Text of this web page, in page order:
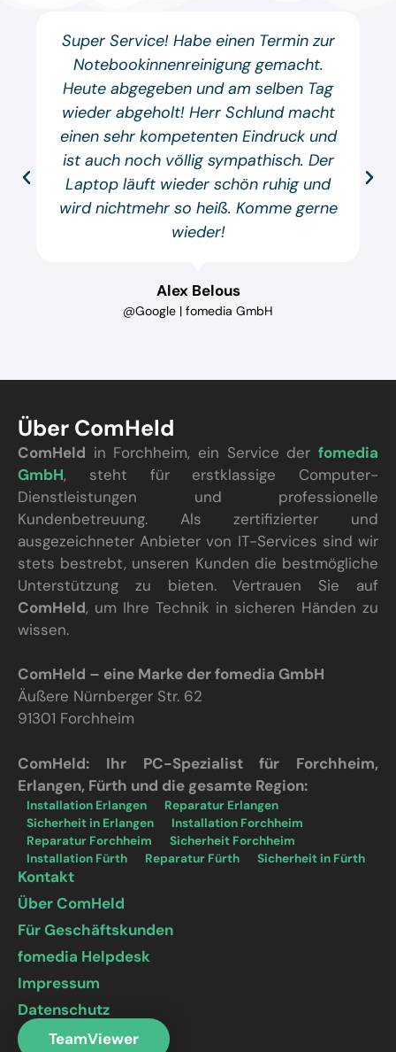
Super Service! Habe einen Termin zur
Notebookinnenreinigung gemacht.
Heute abgegeben und am selben Tag
wieder abgeholt! Herr Schlund macht
einen sehr kompetenten Eindruck und
ist auch noch völlig sympathisch. Der
Laptop läuft wieder schön ruhig und
wird nichtmehr so heiß. Komme gerne
wieder!
Alex Belous
@Google | fomedia GmbH
Über ComHeld
ComHeld in Forchheim, ein Service der fomedia
GmbH, steht für erstklassige Computer-
Dienstleistungen und professionelle
Kundenbetreuung. Als zertifizierter und
ausgezeichneter Anbieter von IT-Services sind wir
stets bestrebt, unseren Kunden die bestmögliche
Unterstützung zu bieten. Vertrauen Sie auf
ComHeld, um Ihre Technik in sicheren Händen zu
wissen.
ComHeld – eine Marke der fomedia GmbH
Äußere Nürnberger Str. 62
91301 Forchheim
ComHeld: Ihr PC-Spezialist für Forchheim,
Erlangen, Fürth und die gesamte Region:
Installation Erlangen
Reparatur Erlangen
Sicherheit in Erlangen
Installation Forchheim
Reparatur Forchheim
Sicherheit Forchheim
Installation Fürth
Reparatur Fürth Sicherheit in Fürth
Kontakt
Über ComHeld
Für Geschäftskunden
fomedia Helpdesk
Impressum
Datenschutz
TeamViewer